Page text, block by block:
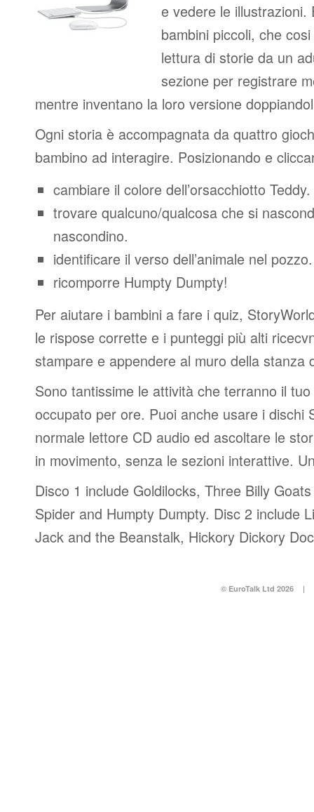
e vedere le illustrazioni.
bambini piccoli, che
lettura di storie da un
sezione per registrare
mentre inventano la loro versione
Ogni storia è accompagnata da quattro
bambino ad interagire. Posizionando e
cambiare il colore dell’orsacchiotto Teddy.
trovare qualcuno/qualcosa che si
nascondino.
identificare il verso dell’animale nel pozzo.
ricomporre Humpty Dumpty!
Per aiutare i bambini a fare i quiz,
le rispose corrette e i punteggi più alti
stampare e appendere al muro della stanza
Sono tantissime le attività che terranno il
occupato per ore. Puoi anche usare i dischi
normale lettore CD audio ed ascoltare le
in movimento, senza le sezioni interattive.
Disco 1 include Goldilocks, Three Billy
Spider and Humpty Dumpty. Disc 2 include
Jack and the Beanstalk, Hickory Dickory
© EuroTalk Ltd 2026 |